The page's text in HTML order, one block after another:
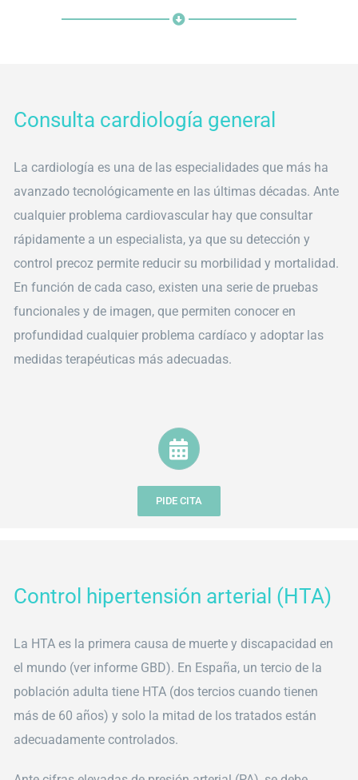
Consulta cardiología general
La cardiología es una de las especialidades que más ha
avanzado tecnológicamente en las últimas décadas. Ante
cualquier problema cardiovascular hay que consultar
rápidamente a un especialista, ya que su detección y
control precoz permite reducir su morbilidad y mortalidad.
En función de cada caso, existen una serie de pruebas
funcionales y de imagen, que permiten conocer en
profundidad cualquier problema cardíaco y adoptar las
medidas terapéuticas más adecuadas.
PIDE CITA
Control hipertensión arterial (HTA)
La HTA es la primera causa de muerte y discapacidad en
el mundo (ver informe GBD). En España, un tercio de la
población adulta tiene HTA (dos tercios cuando tienen
más de 60 años) y solo la mitad de los tratados están
adecuadamente controlados.